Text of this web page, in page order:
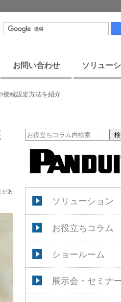
お問い合わせ ソリュー
接続設定方法を紹介
ソリューション
お役立ちコラム
ショールーム
展示会・セミナ
があ